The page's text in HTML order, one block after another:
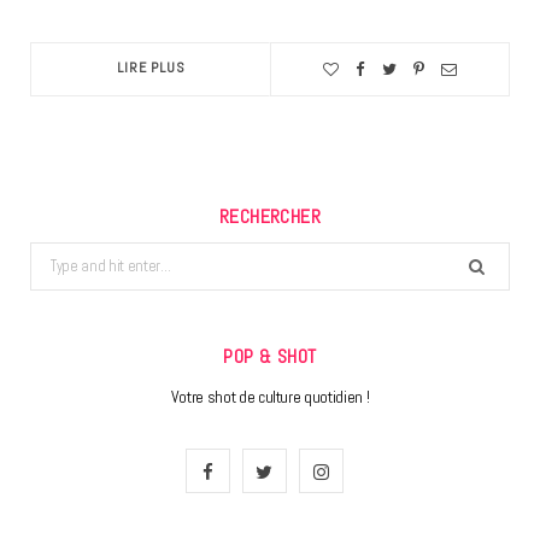
LIRE PLUS
RECHERCHER
Search
for:
POP & SHOT
Votre shot de culture quotidien !
F
I